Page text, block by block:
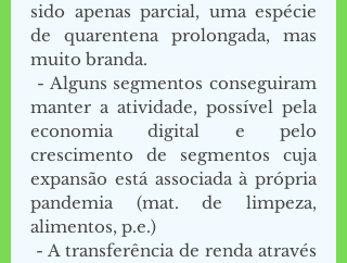
sido apenas parcial, uma espécie
de quarentena prolongada, mas
muito branda.
- Alguns segmentos conseguiram
manter a atividade, possível pela
economia digital e pelo
crescimento de segmentos cuja
expansão está associada à própria
pandemia (mat. de limpeza,
alimentos, p.e.)
- A transferência de renda através